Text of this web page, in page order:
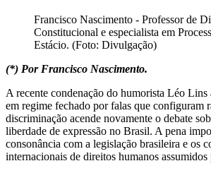
Francisco Nascimento - Professor de
Constitucional e especialista em
Estácio. (Foto: Divulgação)
(*) Por Francisco Nascimento.
A recente condenação do humorista Léo Lins
em regime fechado por falas que configuram
discriminação acende novamente o debate
liberdade de expressão no Brasil. A pena
consonância com a legislação brasileira e os
internacionais de direitos humanos assumidos